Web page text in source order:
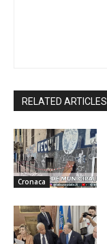
RELATED ARTICLES
Cronaca